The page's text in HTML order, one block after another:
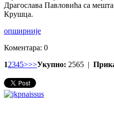
Драгослава Павловића са
Крушца.
опширније
Коментара: 0
12345>>>Укупно: 2565 |